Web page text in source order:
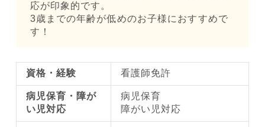
応が印象的です。
3歳までの年齢が低めのお子様におすすめで
す！
資格・経験 看護師免許
病児保育・障が
い児対応
病児保育
障がい児対応